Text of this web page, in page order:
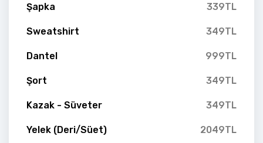
Şapka 339TL
Sweatshirt 349TL
Dantel 999TL
Şort 349TL
Kazak - Süveter 349TL
Yelek (Deri/Süet) 2049TL